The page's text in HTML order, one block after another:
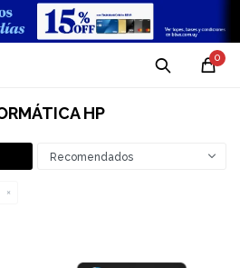
0
HP
Recomendados